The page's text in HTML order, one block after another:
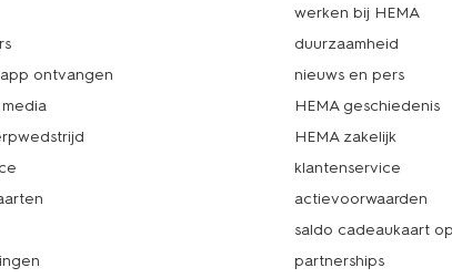
ontvangen
werken bij HEMA
duurzaamheid
nieuws en pers
HEMA geschiedenis
HEMA zakelijk
klantenservice
actievoorwaarden
saldo cadeaukaart
partnerships